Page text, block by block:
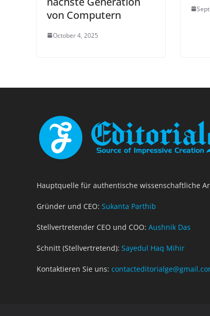
von Computern
October 4, 2025
Hauptquelle für authentische wissenschaftliche
Gründer und CEO: Sukanta Parthib
Stellvertretender CEO und COO: Aushnik Das
Schnitt (Stellvertretend): Sayedul Haq Mihir
Kontaktieren Sie uns: